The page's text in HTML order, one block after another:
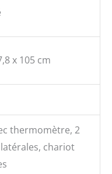
x 105 cm
thermomètre, 2
chariot